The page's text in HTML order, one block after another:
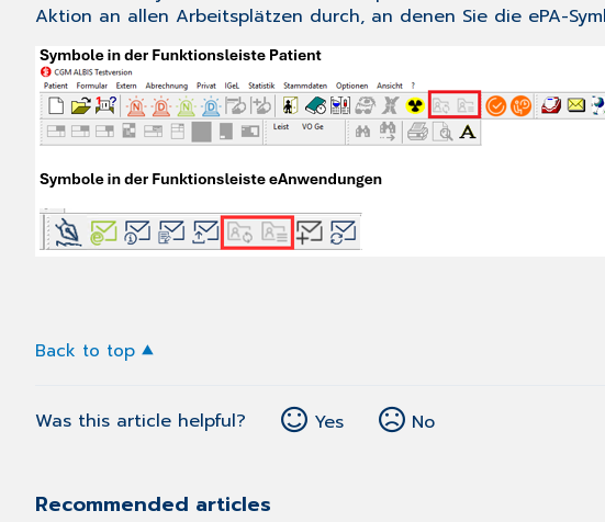
Aktion an allen Arbeitsplätzen durch, an denen Sie die ePA-
Back to top
Was this article helpful? Yes No
Recommended articles